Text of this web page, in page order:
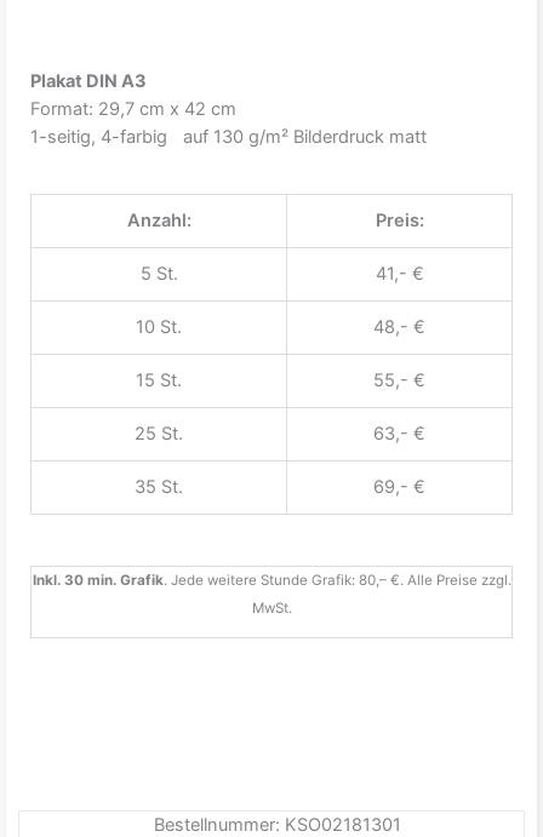
Plakat DIN A3
Format: 29,7 cm x 42 cm
1-seitig, 4-farbig auf 130 g/m² Bilderdruck matt
Anzahl: Preis:
5 St. 41,- €
10 St. 48,- €
15 St. 55,- €
25 St. 63,- €
35 St. 69,- €
Inkl. 30 min. Grafik. Jede weitere Stunde Grafik: 80,– €. Alle Preise zzgl.
MwSt.
Bestellnummer: KSO02181301